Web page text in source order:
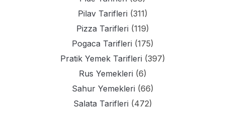
Pilav Tarifleri (311)
Pizza Tarifleri (119)
Pogaca Tarifleri (175)
Pratik Yemek Tarifleri (397)
Rus Yemekleri (6)
Sahur Yemekleri (66)
Salata Tarifleri (472)